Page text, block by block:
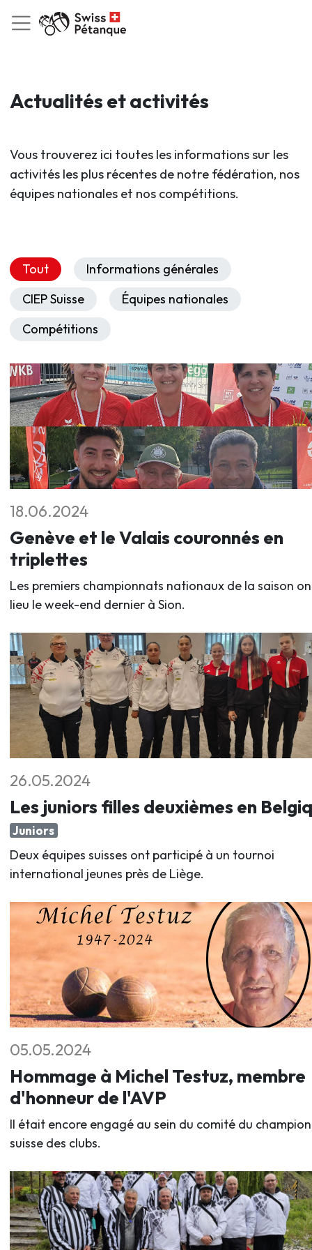
Actualités et activités
Vous trouverez ici toutes les informations sur les
activités les plus récentes de notre fédération, nos
équipes nationales et nos compétitions.
Tout
Informations générales
CIEP Suisse
Équipes nationales
Compétitions
18.06.2024
Genève et le Valais couronnés en
triplettes
Les premiers championnats nationaux de la saison
lieu le week-end dernier à Sion.
26.05.2024
Les juniors filles deuxièmes en
Juniors
Deux équipes suisses ont participé à un tournoi
international jeunes près de Liège.
05.05.2024
Hommage à Michel Testuz, membre
d'honneur de l'AVP
Il était encore engagé au sein du comité du
suisse des clubs.